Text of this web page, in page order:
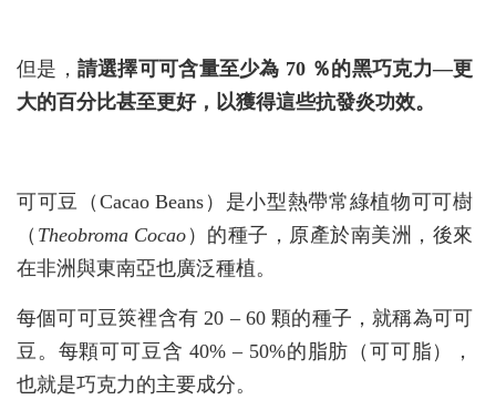
但是， 請選擇可可含量至少為 70 ％的黑巧克力—更
大的百分比甚至更好，以獲得這些抗發炎功效。
可可豆（Cacao Beans）是小型熱帶常綠植物可可樹
（ Theobroma Cocao ）的種子，原產於南美洲，後來
在非洲與東南亞也廣泛種植。
每個可可豆筴裡含有 20 – 60 顆的種子，就稱為可可
豆。每顆可可豆含 40% – 50%的脂肪（可可脂），
也就是巧克力的主要成分。